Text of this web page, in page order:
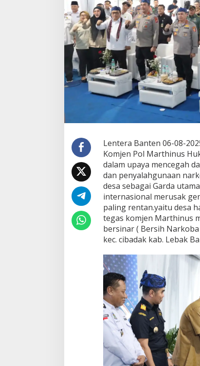
Lentera Banten 06-08-
Komjen Pol Marthinus
dalam upaya mencegah
dan penyalahgunaan
desa sebagai Garda
internasional merusak
paling rentan.yaitu desa
tegas komjen Marthinus
bersinar ( Bersih
kec. cibadak kab. Lebak